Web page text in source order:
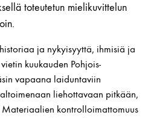
toteutetun mielikuvittelun
ja nykyisyyttä, ihmisiä ja
kuukauden Pohjois-
vapaana laiduntaviin
liehottavaan pitkään,
kontrolloimattomuus